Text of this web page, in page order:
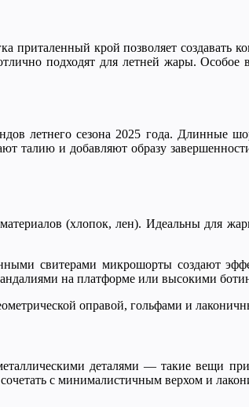
приталенный крой позволяет создавать
подходят для летней жары. Особое
летнего сезона 2025 года. Длинные
талию и добавляют образу
(хлопок, лен). Идеальны для
свитерами микрошорты создают
на платформе или высокими
оправой, гольфами и
деталями — такие вещи
с минималистичным верхом и